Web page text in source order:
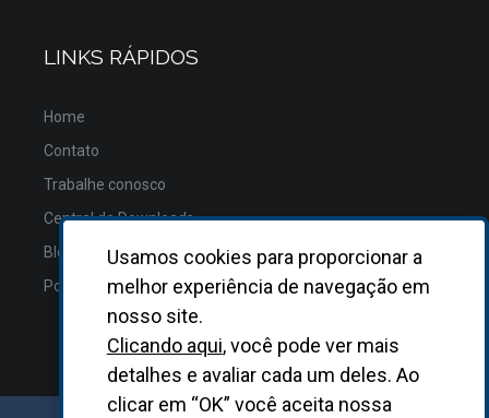
LINKS RÁPIDOS
Home
Contato
Trabalhe conosco
Central de Downloads
Blog
Política de Privacidade
Usamos cookies para proporcionar a
melhor experiência de navegação em
nosso site.
Clicando aqui, você pode ver mais
detalhes e avaliar cada um deles. Ao
clicar em “OK” você aceita nossa